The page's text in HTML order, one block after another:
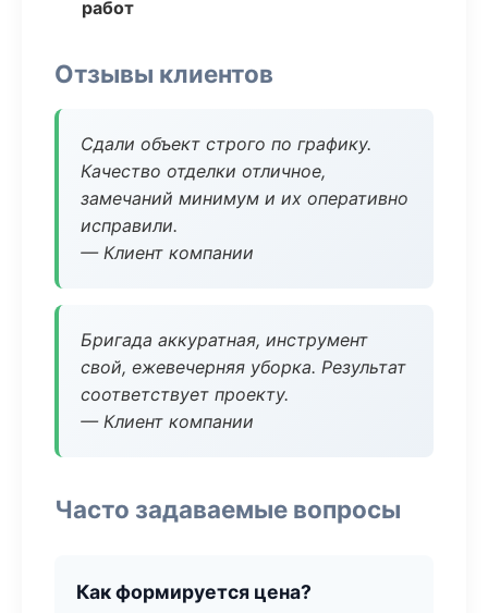
работ
Отзывы клиентов
Сдали объект строго по графику.
Качество отделки отличное,
замечаний минимум и их оперативно
исправили.
— Клиент компании
Бригада аккуратная, инструмент
свой, ежевечерняя уборка. Результат
соответствует проекту.
— Клиент компании
Часто задаваемые вопросы
Как формируется цена?